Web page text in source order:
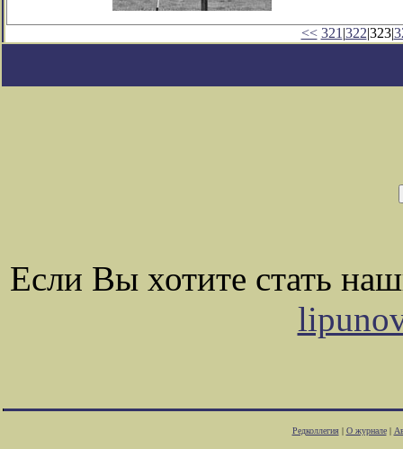
<< 321 |322|323|
Если Вы хотите стать
Редколлегия| О журнале|